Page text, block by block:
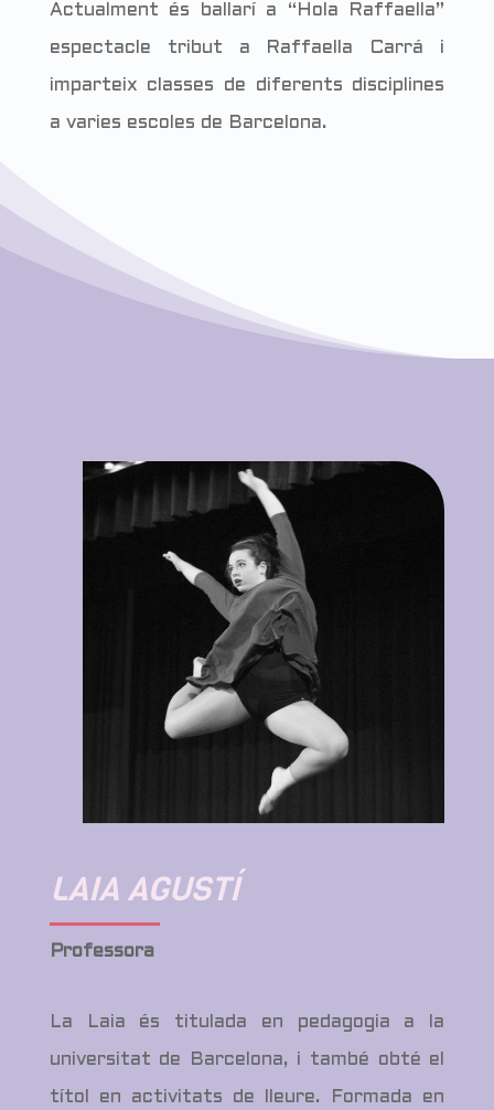
Actualment és ballarí a “Hola Raffaella”
espectacle tribut a Raffaella Carrá i
imparteix classes de diferents disciplines
a varies escoles de Barcelona.
LAIA AGUSTÍ
Professora
La Laia és titulada en pedagogia a la
universitat de Barcelona, i també obté el
títol en activitats de lleure. Formada en